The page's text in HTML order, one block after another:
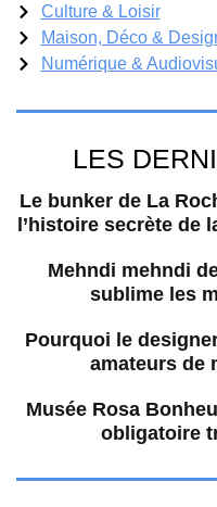
Culture & Loisir
Maison, Déco &
Numérique &
LES
Le bunker de La
l’histoire secrète de
Mehndi mehndi
sublime les
Pourquoi le
amateurs de
Musée Rosa
obligatoire